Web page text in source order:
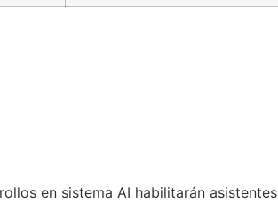
en sistema AI habilitarán asistentes